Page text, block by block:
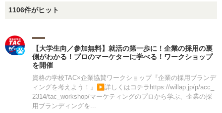
1106件がヒット
【大学生向／参加無料】就活の第一歩に！企業の採用の裏
側がわかる！プロのマーケターに学べる！ワークショップ
を開催
資格の学校TAC×企業協賛ワークショップ『企業の採用ブランデ
ィングを考えよう！』▶詳しくはコチラhttps://willap.jp/p/acc_
2314/tac_workshop/マーケティングのプロから学ぶ、企業の採
用ブランディングを...